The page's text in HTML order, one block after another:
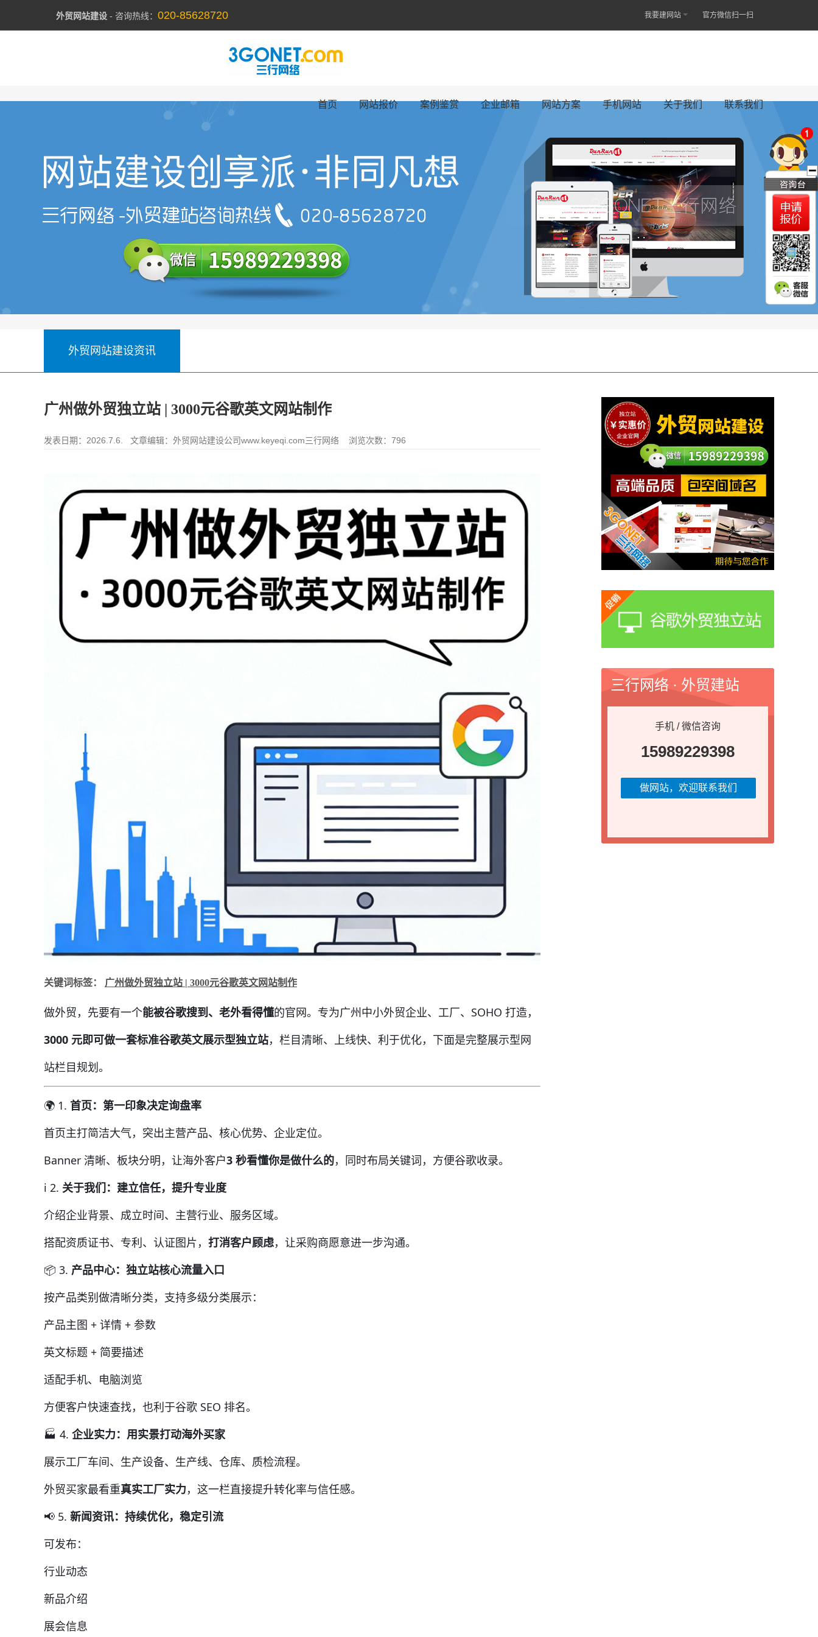
外贸网站建设 - 咨询热线： 020-85628720 我要建网站 官方微信扫一扫
首页 网站报价 案例鉴赏 企业邮箱 网站方案 手机网站 关于我们 联系我们
外贸网站建设资讯
广州做外贸独立站 | 3000元谷歌英文网站制作
发表日期：2026.7.6. 文章编辑： 外贸网站建设公司www.keyeqi.com三行网络 浏览次数：796
关键词标签： 广州做外贸独立站 | 3000元谷歌英文网站制作
做外贸，先要有一个能被谷歌搜到、老外看得懂的官网。专为广州中小外贸企业、工厂、SOHO 打造，
3000 元即可做一套标准谷歌英文展示型独立站，栏目清晰、上线快、利于优化，下面是完整展示型网
站栏目规划。
🌍 1. 首页：第一印象决定询盘率
首页主打简洁大气，突出主营产品、核心优势、企业定位。
Banner 清晰、板块分明，让海外客户3 秒看懂你是做什么的，同时布局关键词，方便谷歌收录。
ℹ️ 2. 关于我们：建立信任，提升专业度
介绍企业背景、成立时间、主营行业、服务区域。
搭配资质证书、专利、认证图片， 打消客户顾虑，让采购商愿意进一步沟通。
📦 3. 产品中心：独立站核心流量入口
按产品类别做清晰分类，支持多级分类展示：
产品主图 + 详情 + 参数
英文标题 + 简要描述
适配手机、电脑浏览
方便客户快速查找，也利于谷歌 SEO 排名。
🏭 4. 企业实力：用实景打动海外买家
展示工厂车间、生产设备、生产线、仓库、质检流程。
外贸买家最看重真实工厂实力，这一栏直接提升转化率与信任感。
📢 5. 新闻资讯：持续优化，稳定引流
可发布：
行业动态
新品介绍
展会信息
三行网络 · 外贸建站
手机 / 微信咨询
15989229398
做网站，欢迎联系我们